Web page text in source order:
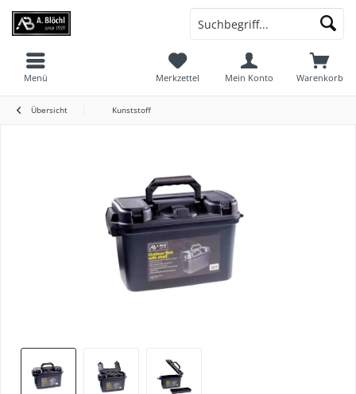
Warenkorb
Merkzettel Mein Konto
Menü
Übersicht Kunststoff